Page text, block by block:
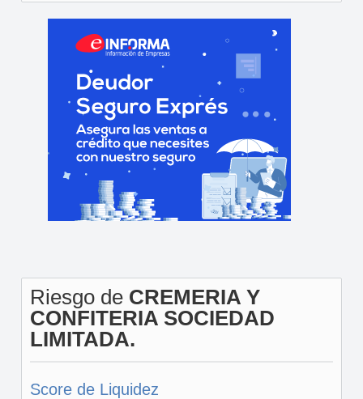
Riesgo de CREMERIA Y
CONFITERIA SOCIEDAD
LIMITADA.
Score de Liquidez